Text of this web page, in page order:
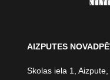
AIZPUTES
Skolas iela 1,